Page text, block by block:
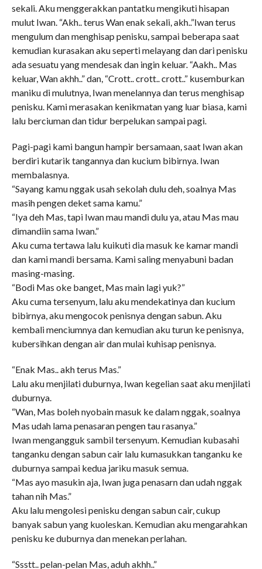
sekali. Aku menggerakkan pantatku mengikuti hisapan
mulut Iwan. “Akh.. terus Wan enak sekali, akh..”Iwan terus
mengulum dan menghisap penisku, sampai beberapa saat
kemudian kurasakan aku seperti melayang dan dari penisku
ada sesuatu yang mendesak dan ingin keluar. “Aakh.. Mas
keluar, Wan akhh..” dan, “Crott.. crott.. crott..” kusemburkan
maniku di mulutnya, Iwan menelannya dan terus menghisap
penisku. Kami merasakan kenikmatan yang luar biasa, kami
lalu berciuman dan tidur berpelukan sampai pagi.
Pagi-pagi kami bangun hampir bersamaan, saat Iwan akan
berdiri kutarik tangannya dan kucium bibirnya. Iwan
membalasnya.
“Sayang kamu nggak usah sekolah dulu deh, soalnya Mas
masih pengen deket sama kamu.”
“Iya deh Mas, tapi Iwan mau mandi dulu ya, atau Mas mau
dimandiin sama Iwan.”
Aku cuma tertawa lalu kuikuti dia masuk ke kamar mandi
dan kami mandi bersama. Kami saling menyabuni badan
masing-masing.
“Bodi Mas oke banget, Mas main lagi yuk?”
Aku cuma tersenyum, lalu aku mendekatinya dan kucium
bibirnya, aku mengocok penisnya dengan sabun. Aku
kembali menciumnya dan kemudian aku turun ke penisnya,
kubersihkan dengan air dan mulai kuhisap penisnya.
“Enak Mas.. akh terus Mas.”
Lalu aku menjilati duburnya, Iwan kegelian saat aku menjilati
duburnya.
“Wan, Mas boleh nyobain masuk ke dalam nggak, soalnya
Mas udah lama penasaran pengen tau rasanya.”
Iwan mengangguk sambil tersenyum. Kemudian kubasahi
tanganku dengan sabun cair lalu kumasukkan tanganku ke
duburnya sampai kedua jariku masuk semua.
“Mas ayo masukin aja, Iwan juga penasarn dan udah nggak
tahan nih Mas.”
Aku lalu mengolesi penisku dengan sabun cair, cukup
banyak sabun yang kuoleskan. Kemudian aku mengarahkan
penisku ke duburnya dan menekan perlahan.
“Ssstt.. pelan-pelan Mas, aduh akhh..”